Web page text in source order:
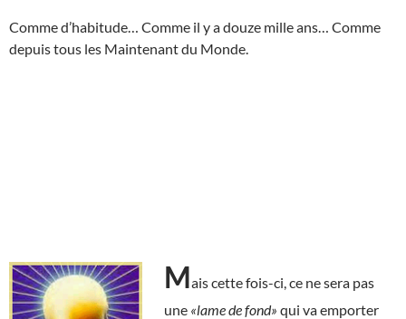
Comme d’habitude… Comme il y a douze mille ans… Comme
depuis tous les Maintenant du Monde.
Mais cette fois-ci, ce ne sera pas
une «lame de fond» qui va emporter